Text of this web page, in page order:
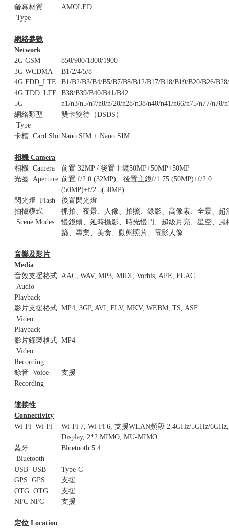
螢幕材質
Type
AMOLED
網絡參數
Network
2G GSM
850/900/1800/1900
3G WCDMA
B1/2/4/5/8
4G FDD_LTE
B1/B2/B3/B4/B5/B7/B8/B12/B17/B18/B19/B20/B26/
4G TDD_LTE
B38/B39/B40/B41/B42
5G
n1/n3/n5/n7/n8/n/20/n28/n38/n40/n41/n66/n75/n77/n78/
網絡類型
Type
雙卡雙待（DSDS ）
卡槽 Card SlotNano SIM + Nano SIM
相機 Camera
相機 Camera 前置 32MP /後置主鏡50MP+50MP+50MP
光圈
Aperture 前置 f/2.0 (32MP) 、後置主鏡f/1.75 (50MP)+f/2.0
(50MP)+f/2.5(50MP)
閃光燈 Flash
後置閃光燈
拍攝模式
Scene Modes
抓拍、夜景、人像、拍照、錄影、高像素、全景、超
慢鏡頭、延時攝影、時光慢門、超級月亮、星空、風
築、專業、美食、動態照片、電影人像
音樂及影片
Media
音效支援格式
Audio
Playback
AAC, WAV, MP3, MIDI, Vorbis, APE, FLAC
影片支援格式
Video
Playback
MP4, 3GP, AVI, FLV, MKV, WEBM, TS, ASF
影片錄製格式
Video
Recording
MP4
錄音 Voice
Recording
支援
連接性
Connectivity
Wi-Fi Wi-Fi
Wi-Fi 7, Wi-Fi 6,支援WLAN頻段 2.4GHz/5GHz/
Display, 2*2 MIMO, MU-MIMO
藍牙
Bluetooth
Bluetooth 5.4
USB USB
Type-C
GPS GPS
支援
OTG OTG
支援
NFC NFC
支援
定位 Location